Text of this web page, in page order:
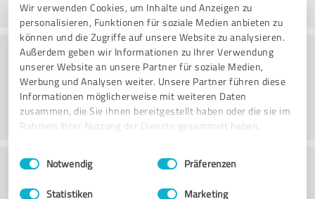
Wir verwenden Cookies, um Inhalte und Anzeigen zu
personalisieren, Funktionen für soziale Medien anbieten zu
können und die Zugriffe auf unsere Website zu analysieren.
Außerdem geben wir Informationen zu Ihrer Verwendung
unserer Website an unsere Partner für soziale Medien,
Werbung und Analysen weiter. Unsere Partner führen diese
Informationen möglicherweise mit weiteren Daten
zusammen, die Sie ihnen bereitgestellt haben oder die sie im
Rahmen Ihrer Nutzung der Dienste gesammelt haben.
Impressum Datenschutzbestimmungen
Einwilligungsauswahl
Notwendig Präferenzen
Statistiken Marketing
Consultoria
Serviço ao cliente